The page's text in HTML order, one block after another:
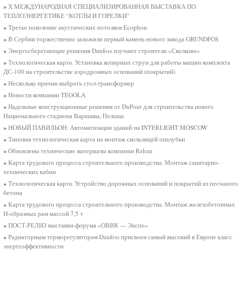
» X МЕЖДУНАРОДНАЯ СПЕЦИАЛИЗИРОВАННАЯ ВЫСТАВКА ПО
ТЕПЛОЭНЕРГЕТИКЕ “КОТЛЫ И ГОРЕЛКИ”
» Третье поколение акустических потолков Ecophon
» В Сербии торжественно заложили первый камень нового завода GRUNDFOS
» Энергосберегающие решения Danfoss изучают строители «Сколково»
» Технологическая карта. Установка копирных струн для работы машин комплекта
ДС-100 на строительстве аэродромных оснований (покрытий)
» Несколько причин выбрать стол-трансформер
» Новости компании TEGOLA
» Надежные конструкционные решения от DuPont для строительства нового
Национального стадиона Варшавы, Польша
» НОВЫЙ ПАВИЛЬОН: Автоматизация зданий на INTERLIGHT MOSCOW
» Типовая технологическая карта на монтаж скользящей опалубки
» Обновлены технические материалы компании Rehau
» Карта трудового процесса строительного производства. Монтаж санитарно-
технических кабин
» Технологическая карта. Устройство дорожных оснований и покрытий из песчаного
бетона
» Карта трудового процесса строительного производства. Монтаж железобетонных
Н-образных рам массой 7,5 т
» ПОСТ-РЕЛИЗ выставки-форума «ОВВК — Экспо»
» Радиаторным терморегуляторам Danfoss присвоен самый высокий в Европе класс
энергоэффективности